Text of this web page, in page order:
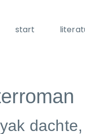
start